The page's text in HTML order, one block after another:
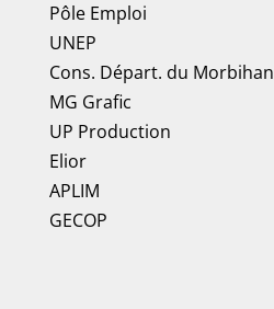
Pôle Emploi
UNEP
Cons. Départ. du Morbihan
MG Grafic
UP Production
Elior
APLIM
GECOP